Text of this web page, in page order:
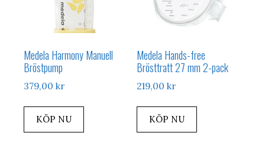
Medela Harmony Manuell
Bröstpump
379,00 kr
KÖP NU
Medela Hands-free
Brösttratt 27 mm 2-pack
219,00kr
KÖP NU